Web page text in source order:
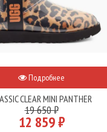
Подробнее
CLEAR MINI PANTHER
19 650 ₽
12 859 ₽